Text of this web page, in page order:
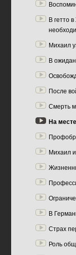
В гетто
Михаил
В
После
Смерть
На
Михаил
В
Страх
Роль